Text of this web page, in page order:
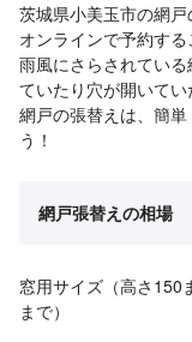
茨城県小美玉市の網戸
オンラインで予約する
雨風にさらされてい
ていたり穴が開いて
網戸の張替えは、簡
う！
網戸張替えの相場
窓用サイズ（高さ150
まで）